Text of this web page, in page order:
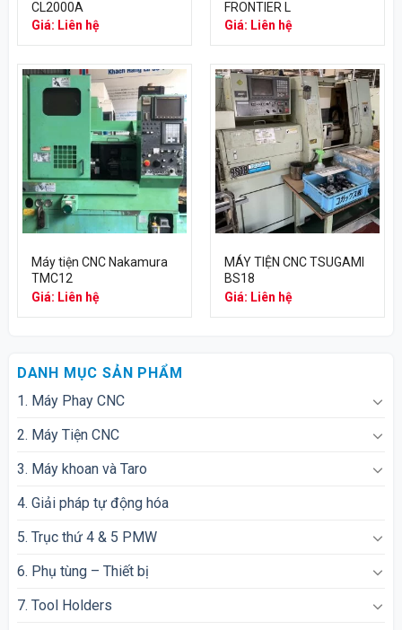
CL2000A
Giá: Liên hệ
FRONTIER L
Giá: Liên hệ
Máy tiện CNC Nakamura
TMC12
Giá: Liên hệ
MÁY TIỆN CNC TSUGAMI
BS18
Giá: Liên hệ
DANH MỤC SẢN PHẨM
1. Máy Phay CNC
2. Máy Tiện CNC
3. Máy khoan và Taro
4. Giải pháp tự động hóa
5. Trục thứ 4 & 5 PMW
6. Phụ tùng – Thiết bị
7. Tool Holders